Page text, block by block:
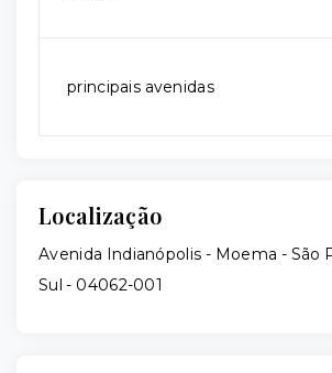
principais avenidas
Localização
Avenida Indianópolis - Moema - São
Sul - 04062-001